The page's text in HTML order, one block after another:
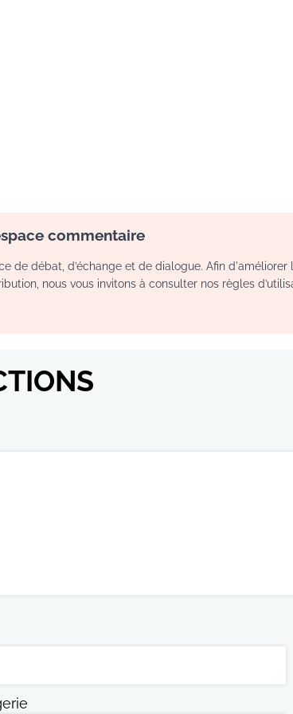
commentaire
de débat, d’échange et de dialogue. Afin
nous vous invitons à consulter nos règles